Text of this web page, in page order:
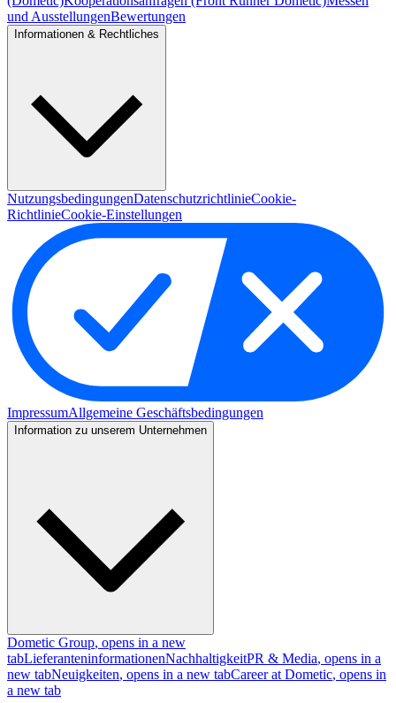
und AusstellungenBewertungen
Informationen & Rechtliches
NutzungsbedingungenDatenschutzrichtlinieCookie-
RichtlinieCookie-Einstellungen
ImpressumAllgemeine Geschäftsbedingungen
Information zu unserem Unternehmen
Dometic Group, opens in a new
tabLieferanteninformationenNachhaltigkeitPR & Media, opens in a
new tabNeuigkeiten, opens in a new tabCareer at Dometic, opens in
a new tab